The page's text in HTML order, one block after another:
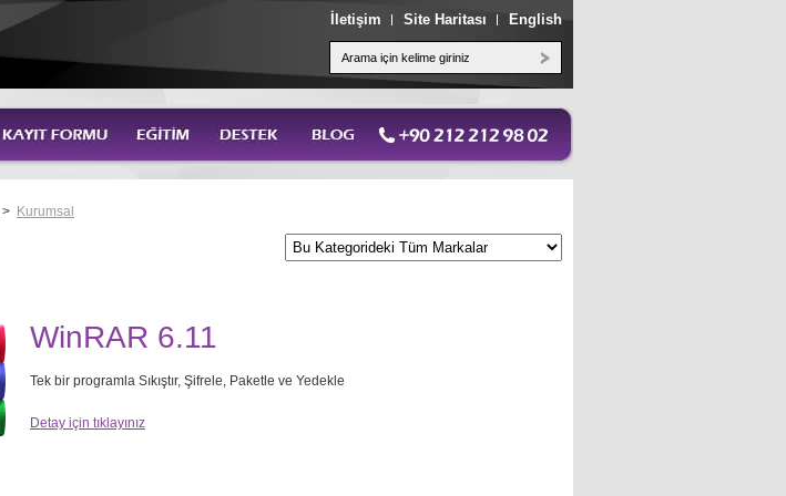
İletişim Site Haritası English
> Kurumsal
WinRAR 6.11
Tek bir programla Sıkıştır, Şifrele, Paketle ve Yedekle
Detay için tıklayınız